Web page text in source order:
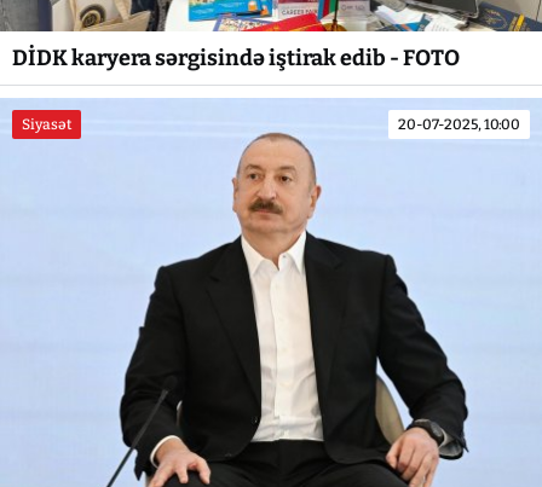
DİDK karyera sərgisində iştirak edib - FOTO
Siyasət 20-07-2025, 10:00